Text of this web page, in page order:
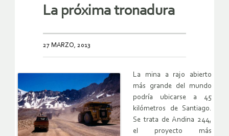
La próxima tronadura
27 MARZO, 2013
La mina a rajo abierto
más grande del mundo
podría ubicarse a 45
kilómetros de Santiago.
Se trata de Andina 244,
el proyecto más